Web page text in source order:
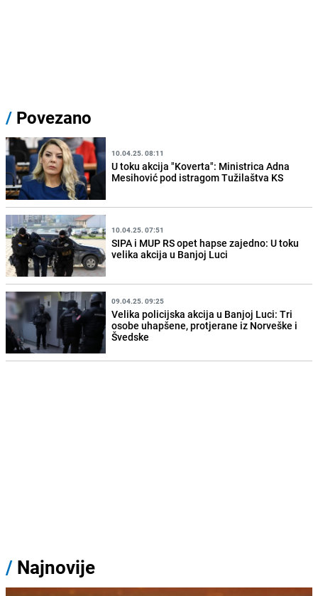
/ Povezano
10.04.25. 08:11
U toku akcija "Koverta": Ministrica Adna
Mesihović pod istragom Tužilaštva KS
10.04.25. 07:51
SIPA i MUP RS opet hapse zajedno: U toku
velika akcija u Banjoj Luci
09.04.25. 09:25
Velika policijska akcija u Banjoj Luci: Tri
osobe uhapšene, protjerane iz Norveške i
Švedske
/ Najnovije